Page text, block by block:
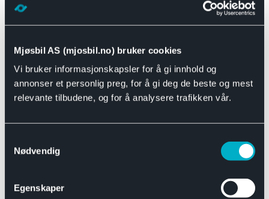
Mjøsbil AS (mjosbil.no) bruker cookies
Vi bruker informasjonskapsler for å gi innhold og
annonser et personlig preg, for å gi deg de beste og mest
relevante tilbudene, og for å analysere trafikken vår.
Nødvendig
Egenskaper
Motor og drivverk
Se alle Universal
Bremsedeler
Se alle Bremsedeler
Bremsenippler
Drivline og motor
Se alle Drivline og motor
Eksosanlegg